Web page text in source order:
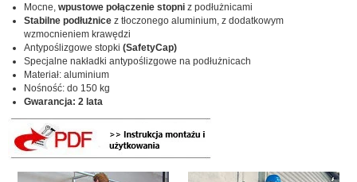
Mocne, wpustowe połączenie stopni z podłużnicami
Stabilne podłużnice z tłoczonego aluminium, z dodatkowym
wzmocnieniem krawędzi
Antypoślizgowe stopki (SafetyCap)
Specjalne nakładki antypoślizgowe na podłużnicach
Materiał: aluminium
Nośność: do 150 kg
Gwarancja: 2 lata